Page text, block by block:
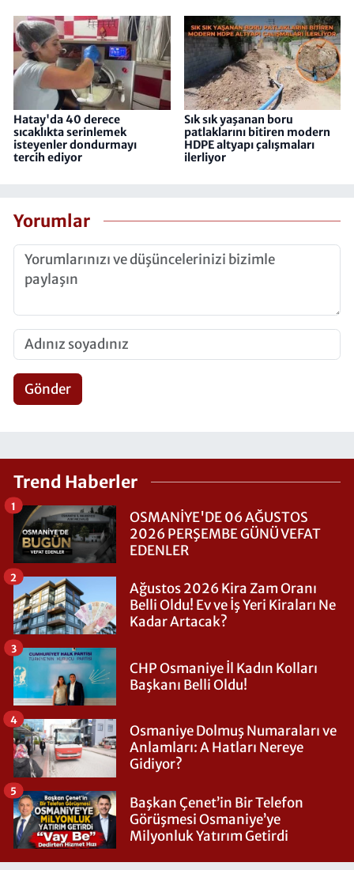
Hatay'da 40 derece
sıcaklıkta serinlemek
isteyenler dondurmayı
tercih ediyor
Sık sık yaşanan boru
patlaklarını bitiren modern
HDPE altyapı çalışmaları
ilerliyor
Yorumlar
Gönder
Trend Haberler
OSMANİYE'DE 06 AĞUSTOS
2026 PERŞEMBE GÜNÜ VEFAT
EDENLER
1
Ağustos 2026 Kira Zam Oranı
Belli Oldu! Ev ve İş Yeri Kiraları Ne
Kadar Artacak?
2
CHP Osmaniye İl Kadın Kolları
Başkanı Belli Oldu!
3
Osmaniye Dolmuş Numaraları ve
Anlamları: A Hatları Nereye
Gidiyor?
4
Başkan Çenet’in Bir Telefon
Görüşmesi Osmaniye’ye
Milyonluk Yatırım Getirdi
5